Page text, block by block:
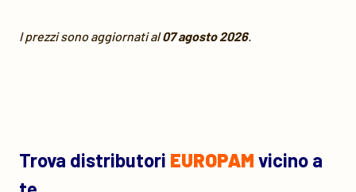
I prezzi sono aggiornati al07 agosto 2026.
Trova distributori EUROPAM vicino a